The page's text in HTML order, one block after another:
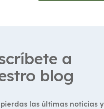
a
blog
las últimas noticias y